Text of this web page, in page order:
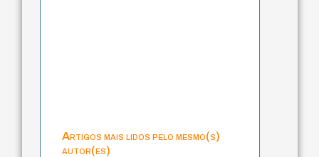
Artigos mais lidos pelo mesmo(s)
autor(es)